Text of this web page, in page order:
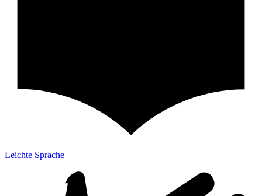
Leichte Sprache